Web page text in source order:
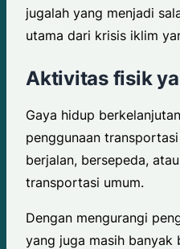
jugalah yang menjadi
utama dari krisis iklim
Aktivitas fisik
Gaya hidup
penggunaan
berjalan, bersepeda,
transportasi umum.
Dengan mengurangi
yang juga masih banyak